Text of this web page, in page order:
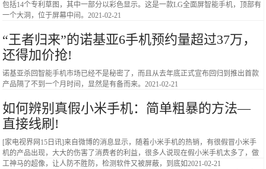
包括14个专利草图，其中一部分以彩色显示。这是一款LG全面屏智能手机，顶部有
一个大洞，位于屏幕中间。2021-02-21
“王者归来”的诺基亚6手机预约量超过37万，
还得加价抢!
诺基亚杀回智能手机市场已经不是秘密了，而且从去年底正式宣布回归到推出首款
产品隔了不到一个月时间，显然是有备而来。2021-02-21
如何辨别真假小米手机：简单粗暴的方法—
直接线刷!
[家电视界网15日讯]来自微博的消息显示，随着小米手机的热销，有很假冒小米手
机的产品出现，大大的伤害了消费者的利益，很多人说现在假小米手机太多了，做
工神马的超像，让人防不胜防，检测软件又被屏蔽，到底如2021-02-21